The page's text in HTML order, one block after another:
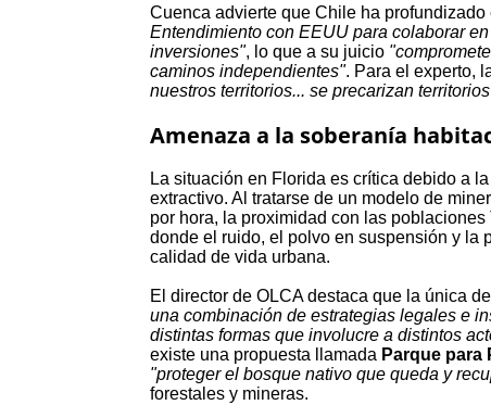
Cuenca advierte que Chile ha
Entendimiento con EEUU para colaborar
inversiones", lo que a su juicio
caminos independientes". Para el experto,
nuestros territorios... se precarizan
Amenaza a la soberanía
La situación en Florida es crítica debido a
extractivo. Al tratarse de un modelo de
por hora, la proximidad con las
donde el ruido, el polvo en suspensión y la
calidad de vida urbana.
El director de OLCA destaca que la única
una combinación de estrategias legales e
distintas formas que involucre a distintos
existe una propuesta llamada Parque para
"proteger el bosque nativo que queda y
forestales y mineras.